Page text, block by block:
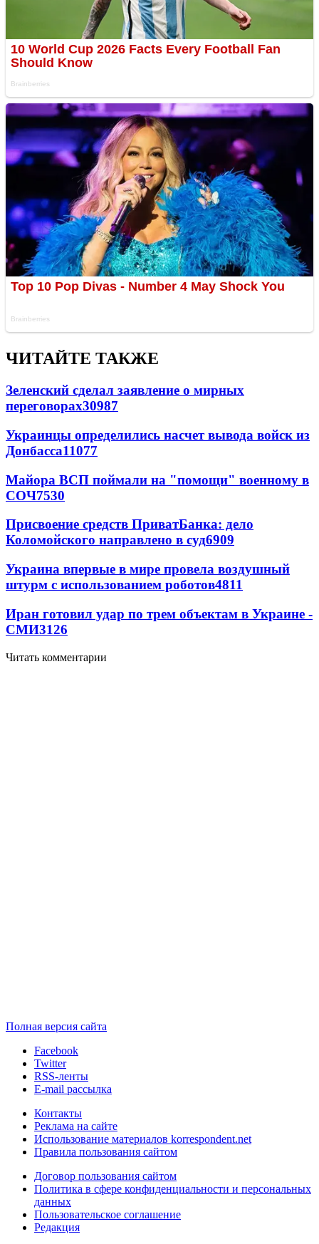
ЧИТАЙТЕ ТАКЖЕ
Зеленский сделал заявление о мирных
переговорах30987
Украинцы определились насчет вывода войск из
Донбасса11077
Майора ВСП поймали на "помощи" военному в
СОЧ7530
Присвоение средств ПриватБанка: дело
Коломойского направлено в суд6909
Украина впервые в мире провела воздушный
штурм с использованием роботов4811
Иран готовил удар по трем объектам в Украине -
СМИ3126
Читать комментарии
Полная версия сайта
Facebook
Twitter
RSS-ленты
E-mail рассылка
Контакты
Реклама на сайте
Использование материалов korrespondent.net
Правила пользования сайтом
Договор пользования сайтом
Политика в сфере конфиденциальности и персональных
данных
Пользовательское соглашение
Редакция